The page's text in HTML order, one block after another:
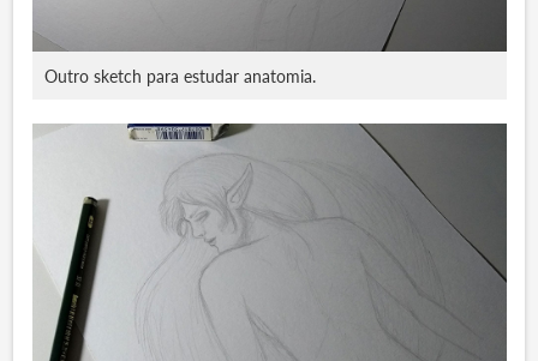
Outro sketch para estudar anatomia.